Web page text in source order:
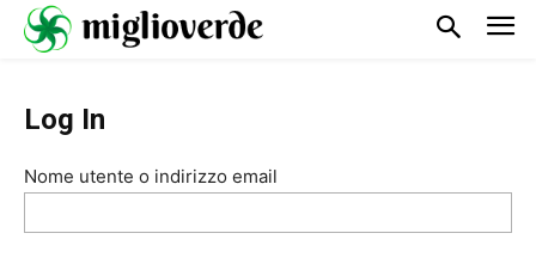
Log In
Nome utente o indirizzo email